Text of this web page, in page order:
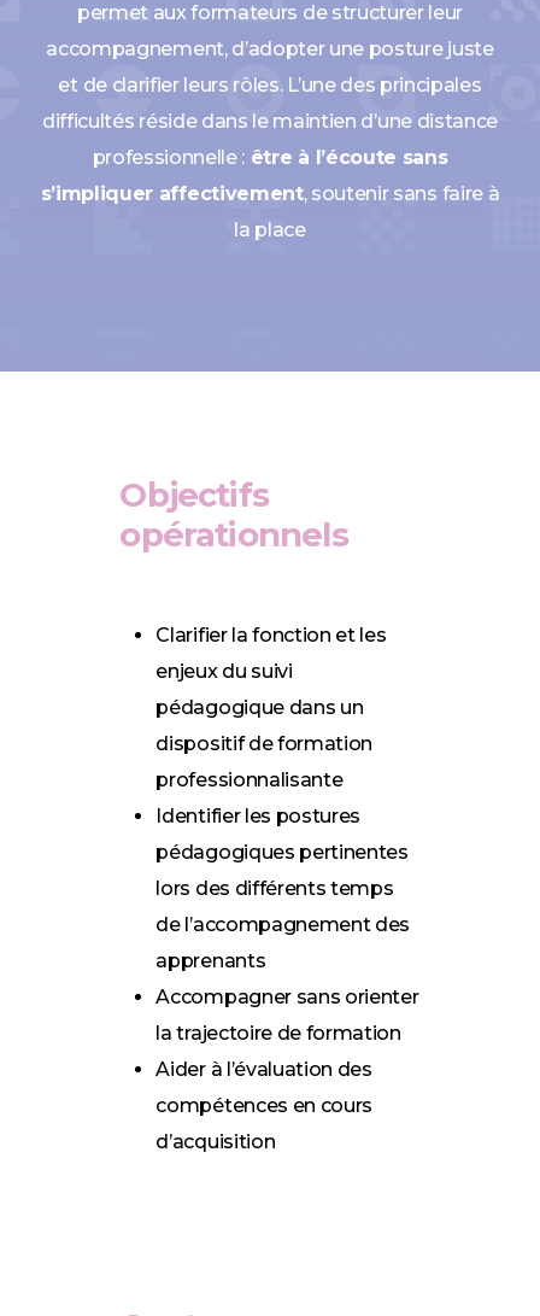
permet aux formateurs de structurer leur
accompagnement, d’adopter une posture juste
et de clarifier leurs rôles. L’une des principales
difficultés réside dans le maintien d’une distance
professionnelle : être à l’écoute sans
s’impliquer affectivement, soutenir sans faire à
la place
Objectifs
opérationnels
Clarifier la fonction et les
enjeux du suivi
pédagogique dans un
dispositif de formation
professionnalisante
Identifier les postures
pédagogiques pertinentes
lors des différents temps
de l’accompagnement des
apprenants
Accompagner sans orienter
la trajectoire de formation
Aider à l’évaluation des
compétences en cours
d’acquisition